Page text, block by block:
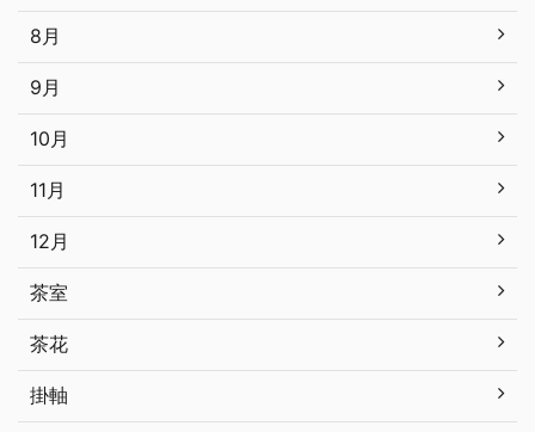
8月
9月
10月
11月
12月
茶室
茶花
掛軸